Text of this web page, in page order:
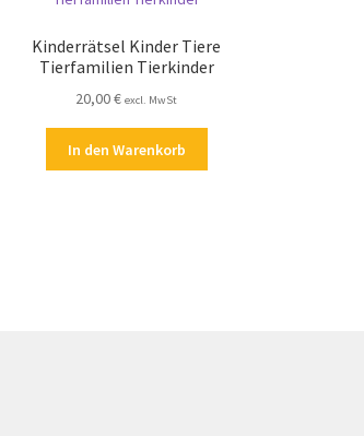
Kinderrätsel Kinder Tiere
Tierfamilien Tierkinder
20,00€ excl. MwSt
In den Warenkorb